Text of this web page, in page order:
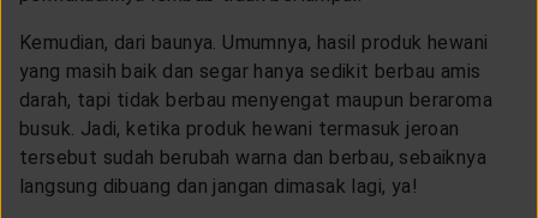
Kemudian, dari baunya. Umumnya, hasil produk hewani
yang masih baik dan segar hanya sedikit berbau amis
darah, tapi tidak berbau menyengat maupun beraroma
busuk. Jadi, ketika produk hewani termasuk jeroan
tersebut sudah berubah warna dan berbau, sebaiknya
langsung dibuang dan jangan dimasak lagi, ya!